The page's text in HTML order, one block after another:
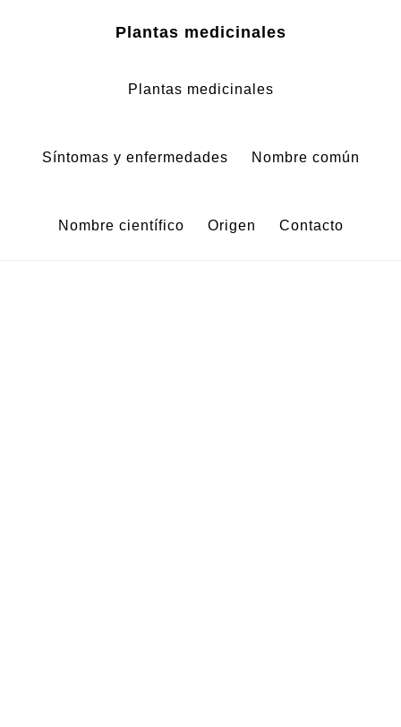
Plantas medicinales
Plantas medicinales
Síntomas y enfermedades Nombre común
Nombre científico Origen Contacto